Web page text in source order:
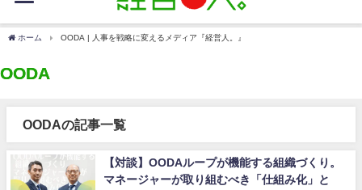
ホーム OODA | 人事を戦略に変えるメディア『経営人。』
OODA
OODAの記事一覧
【対談】OODAループが機能する組織づくり。
マネージャーが取り組むべき「仕組み化」と